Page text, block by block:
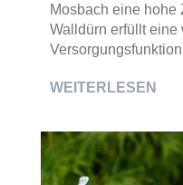
Mosbach eine hohe
Walldürn erfüllt eine
WEITERLESEN